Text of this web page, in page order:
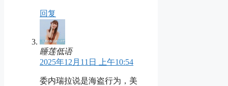
回复
睡莲低语
2025年12月11日 上午10:54
委内瑞拉说是海盗行为，美